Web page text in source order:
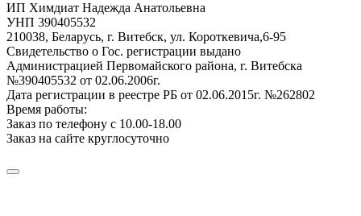
ИП Химдиат Надежда Анатольевна
УНП 390405532
210038, Беларусь, г. Витебск, ул. Короткевича,6-95
Свидетельство о Гос. регистрации выдано
Администрацией Первомайского района, г. Витебска
№390405532 от 02.06.2006г.
Дата регистрации в реестре РБ от 02.06.2015г. №262802
Время работы:
Заказ по телефону с 10.00-18.00
Заказ на сайте круглосуточно